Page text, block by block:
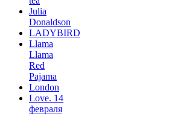
Julia
Donaldson
LADYBIRD
Llama
Llama
Red
Pajama
London
Love. 14
февраля